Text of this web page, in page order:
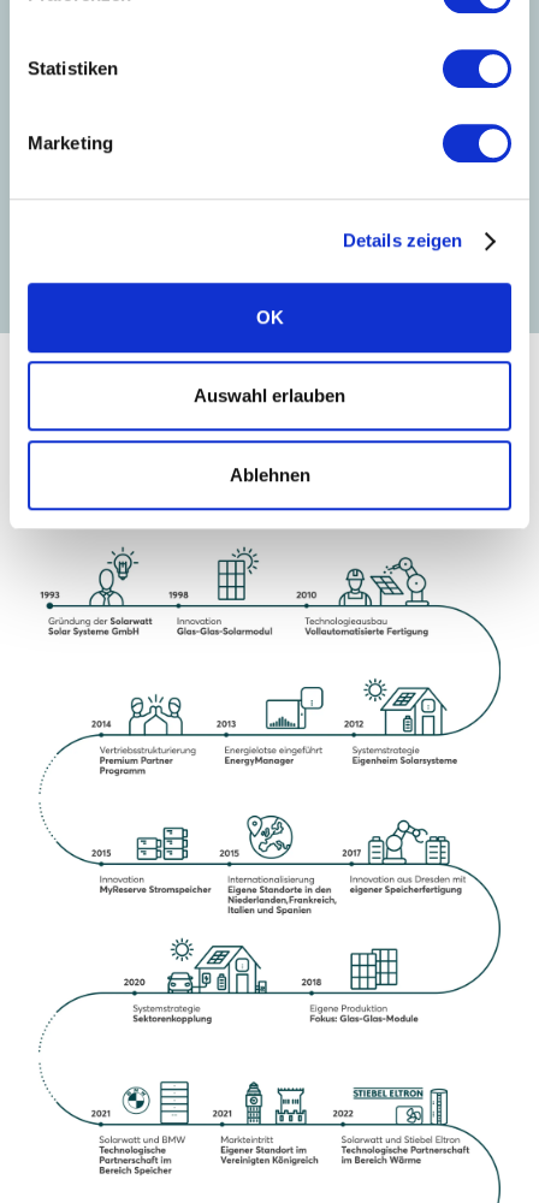
Statistiken
Marketing
Details zeigen
OK
Auswahl erlauben
Ablehnen
Peter Bachmann verstärkt seit November 2025 die
Geschäftsführung der Solarwatt GmbH. Als Chief
um Produkte und Wachstum voranzutreiben.
HISTORIE
Unsere Firmengeschichte